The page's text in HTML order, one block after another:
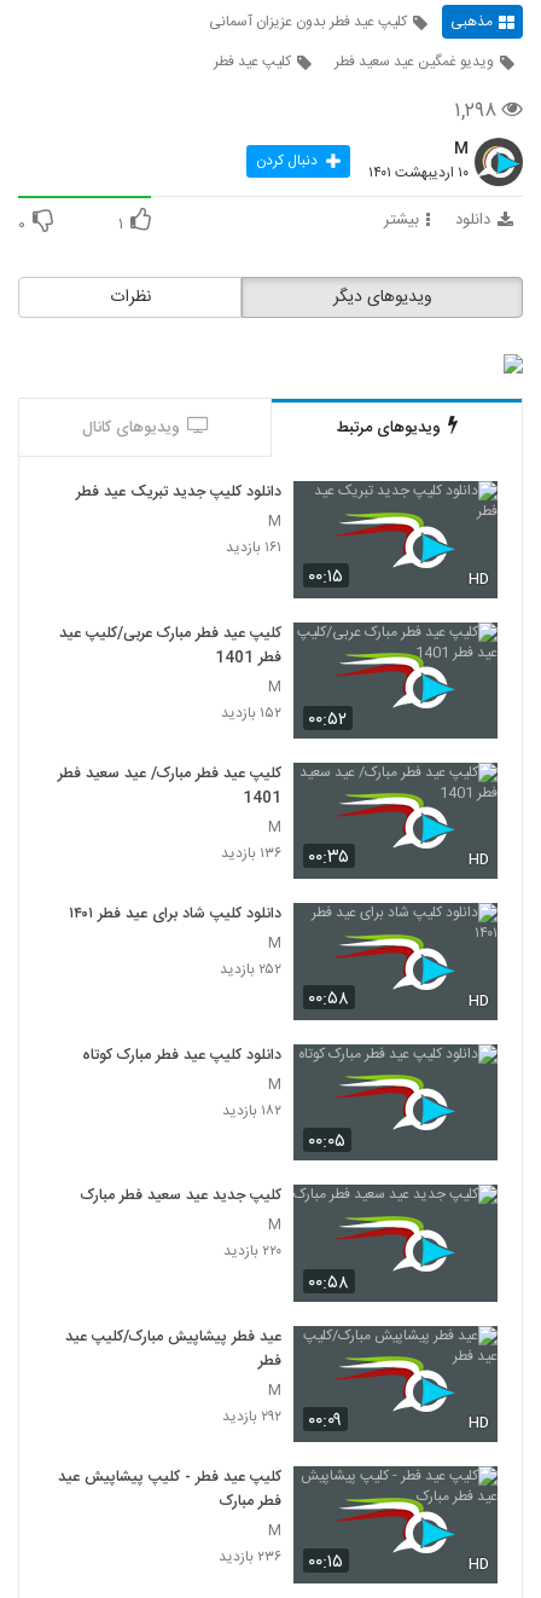
مذهبی
کلیپ عید فطر بدون عزیزان آسمانی
ویدیو غمگین عید سعید فطر
کلیپ عید فطر
۱,۲۹۸
M
۱۰ اردیبهشت ۱۴۰۱ دنبال کردن
دانلود بیشتر ۱ ۰
نظرات ویدیوهای دیگر
ویدیوهای مرتبط ویدیوهای کانال
۰۰:۱۵ HD
دانلود کلیپ جدید تبریک عید فطر
M
۱۶۱ بازدید
۰۰:۵۲
کلیپ عید فطر مبارک عربی/کلیپ عید
فطر 1401
M
۱۵۲ بازدید
۰۰:۳۵ HD
کلیپ عید فطر مبارک/ عید سعید فطر
1401
M
۱۳۶ بازدید
۰۰:۵۸ HD
دانلود کلیپ شاد برای عید فطر ۱۴۰۱
M
۲۵۲ بازدید
۰۰:۰۵
دانلود کلیپ عید فطر مبارک کوتاه
M
۱۸۲ بازدید
۰۰:۵۸
کلیپ جدید عید سعید فطر مبارک
M
۲۲۰ بازدید
۰۰:۰۹ HD
عید فطر پیشاپیش مبارک/کلیپ عید
فطر
M
۲۹۲ بازدید
۰۰:۱۵ HD
کلیپ عید فطر - کلیپ پیشاپیش عید
فطر مبارک
M
۲۳۶ بازدید